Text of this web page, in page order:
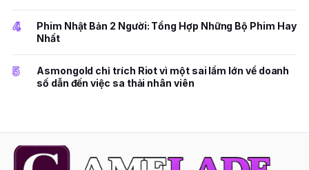
4
Phim Nhật Bản 2 Người: Tổng Hợp Những Bộ Phim Hay
Nhất
5
Asmongold chỉ trích Riot vì một sai lầm lớn về doanh
số dẫn đến việc sa thải nhân viên